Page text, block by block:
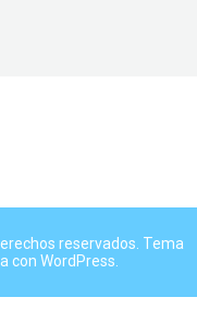
reservados. Tema
con WordPress